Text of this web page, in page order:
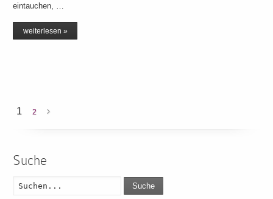
eintauchen, …
weiterlesen »
1 2
Suche
Suche